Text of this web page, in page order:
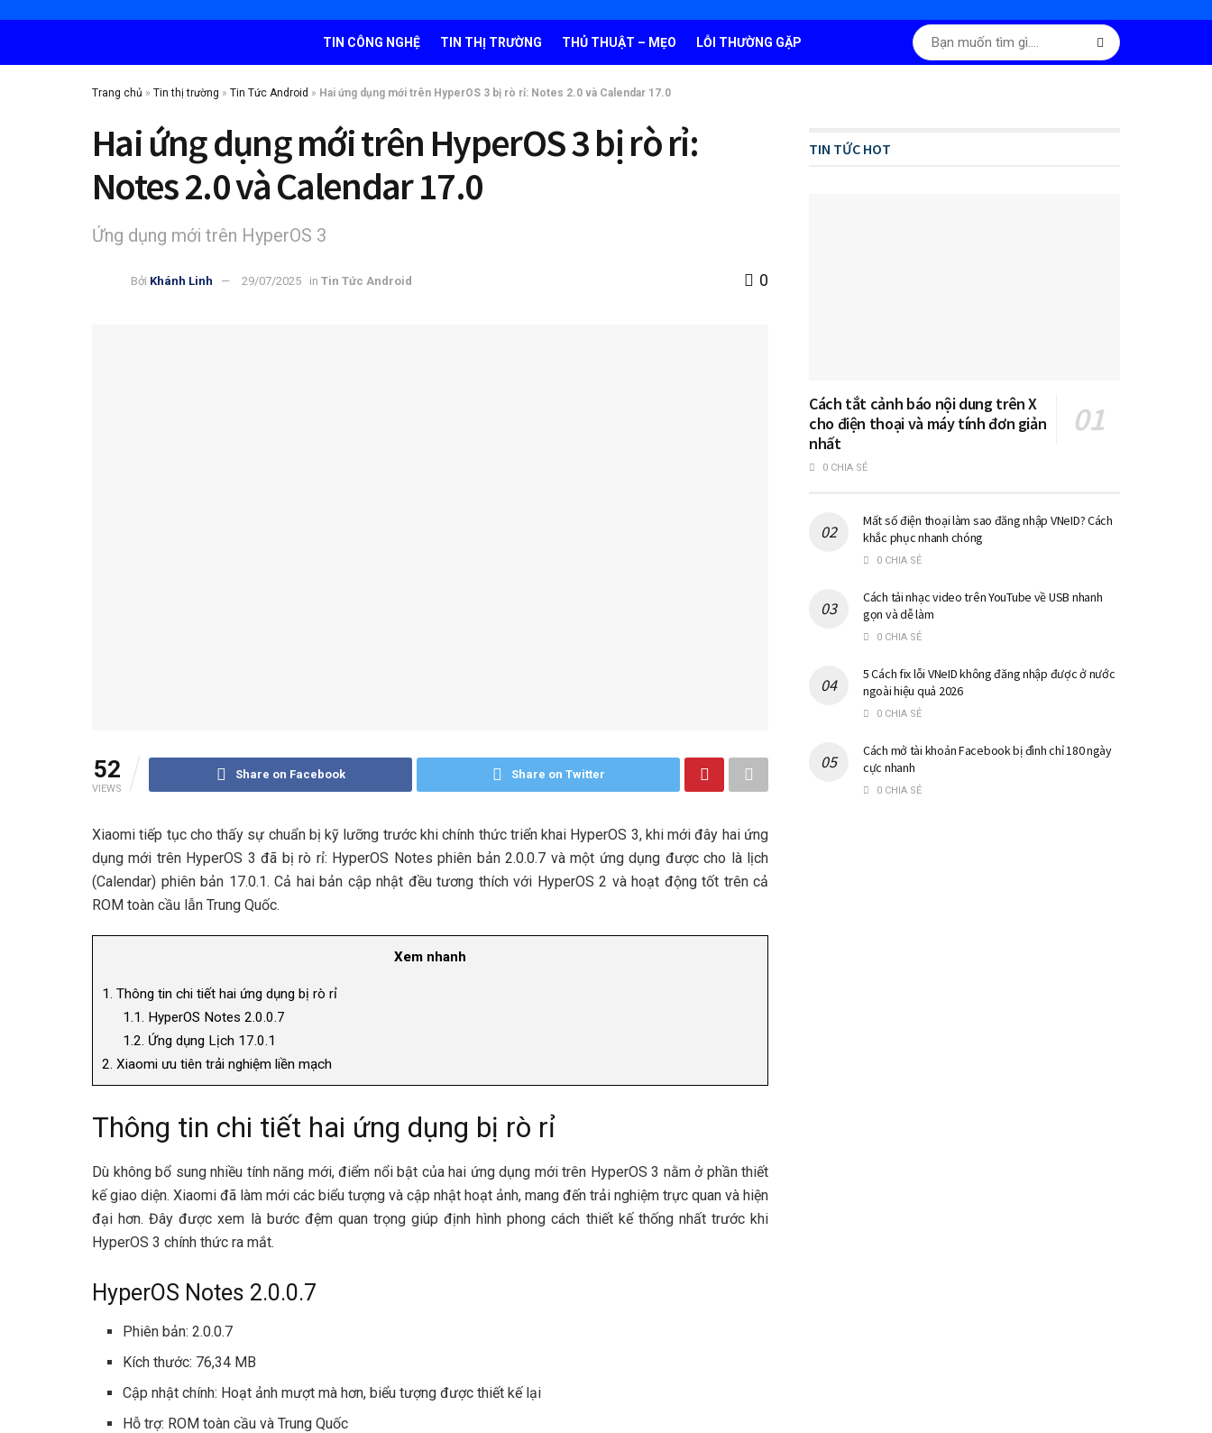
TIN CÔNG NGHỆ TIN THỊ TRƯỜNG THỦ THUẬT – MẸO LỖI THƯỜNG GẶP
Trang chủ » Tin thị trường » Tin Tức Android » Hai ứng dụng mới trên HyperOS 3 bị rò rỉ: Notes 2.0 và Calendar 17.0
Hai ứng dụng mới trên HyperOS 3 bị rò rỉ:
Notes 2.0 và Calendar 17.0
Ứng dụng mới trên HyperOS 3
Bởi Khánh Linh 29/07/2025 in Tin Tức Android 0
52
VIEWS
Share on Facebook Share on Twitter
Xiaomi tiếp tục cho thấy sự chuẩn bị kỹ lưỡng trước khi chính thức triển khai HyperOS 3, khi mới đây hai ứng
dụng mới trên HyperOS 3 đã bị rò rỉ: HyperOS Notes phiên bản 2.0.0.7 và một ứng dụng được cho là lịch
(Calendar) phiên bản 17.0.1. Cả hai bản cập nhật đều tương thích với HyperOS 2 và hoạt động tốt trên cả
ROM toàn cầu lẫn Trung Quốc.
Xem nhanh
1. Thông tin chi tiết hai ứng dụng bị rò rỉ
1.1. HyperOS Notes 2.0.0.7
1.2. Ứng dụng Lịch 17.0.1
2. Xiaomi ưu tiên trải nghiệm liền mạch
Thông tin chi tiết hai ứng dụng bị rò rỉ
Dù không bổ sung nhiều tính năng mới, điểm nổi bật của hai ứng dụng mới trên HyperOS 3 nằm ở phần thiết
kế giao diện. Xiaomi đã làm mới các biểu tượng và cập nhật hoạt ảnh, mang đến trải nghiệm trực quan và hiện
đại hơn. Đây được xem là bước đệm quan trọng giúp định hình phong cách thiết kế thống nhất trước khi
HyperOS 3 chính thức ra mắt.
HyperOS Notes 2.0.0.7
Phiên bản: 2.0.0.7
Kích thước: 76,34 MB
Cập nhật chính: Hoạt ảnh mượt mà hơn, biểu tượng được thiết kế lại
Hỗ trợ: ROM toàn cầu và Trung Quốc
TIN TỨC HOT
Cách tắt cảnh báo nội dung trên X
cho điện thoại và máy tính đơn giản
nhất
0 CHIA SẺ
Mất số điện thoại làm sao đăng nhập VNeID? Cách
khắc phục nhanh chóng
0 CHIA SẺ
Cách tải nhạc video trên YouTube về USB nhanh
gọn và dễ làm
0 CHIA SẺ
5 Cách fix lỗi VNeID không đăng nhập được ở nước
ngoài hiệu quả 2026
0 CHIA SẺ
Cách mở tài khoản Facebook bị đình chỉ 180 ngày
cực nhanh
0 CHIA SẺ